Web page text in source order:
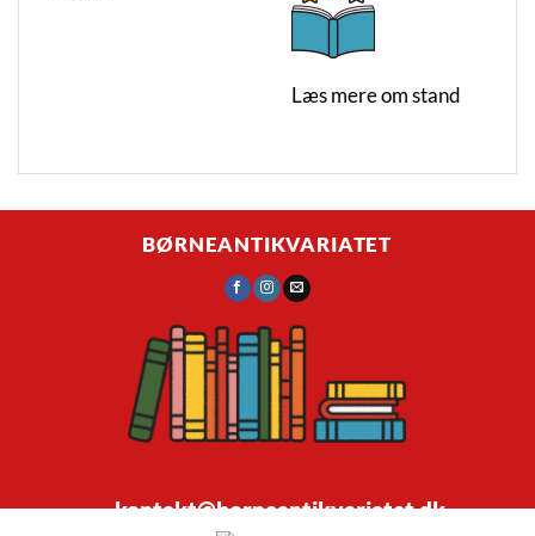
Læs mere om stand
BØRNEANTIKVARIATET
kontakt@borneantikvariatet.dk